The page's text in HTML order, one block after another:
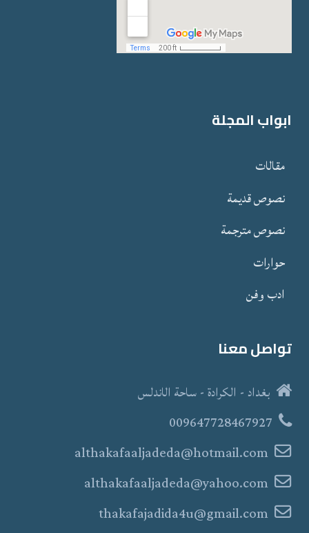
ابواب المجلة
مقالات
نصوص قدیمة
نصوص مترجمة
حوارات
ادب وفن
تواصل معنا
بغداد - الكرادة - ساحة الاندلس
009647728467927
althakafaaljadeda@hotmail.com
althakafaaljadeda@yahoo.com
thakafajadida4u@gmail.com